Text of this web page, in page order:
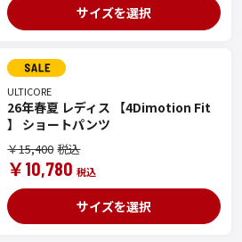
サイズを選択
ULTICORE
26年春夏 レディス 【4Dimotion Fit
】 ショートパンツ
￥15,400
￥10,780
サイズを選択